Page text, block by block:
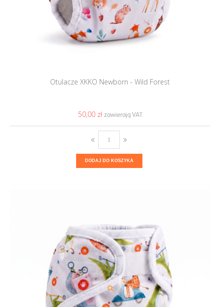
Otulacze XKKO Newborn - Wild Forest
50,00 ‎zł
DODAJ DO KOSZYKA